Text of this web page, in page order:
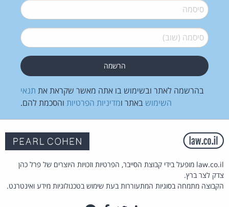
סיסמה*
סיסמה (שוב)*
בהרשמה לאתר ובשימוש בו אתה מאשר שקראת את תנאי
השימוש באתר ומדיניות הפרטיות והסכמת להם.
law.co.il מופעל בידי קבוצת הסייבר, הפרטיות וזכויות היוצרים של פרל כהן
צדק לצר ברץ.
הקבוצה מתמחה בסוגיות המתעוררות בעת שימוש בטכנולוגיות מידע ואינטרנט.